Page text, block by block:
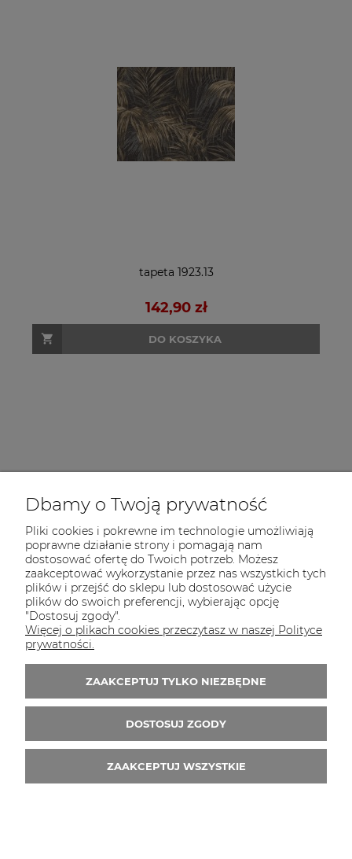
tapeta 1923.13
142,90 zł
DO KOSZYKA
tapeta 1923.16
142,90 zł
DO KOSZYKA
Dbamy o Twoją prywatność
Pliki cookies i pokrewne im technologie umożliwiają
poprawne działanie strony i pomagają nam
dostosować ofertę do Twoich potrzeb. Możesz
zaakceptować wykorzystanie przez nas wszystkich tych
plików i przejść do sklepu lub dostosować użycie
plików do swoich preferencji, wybierając opcję
"Dostosuj zgody".
Więcej o plikach cookies przeczytasz w naszej Polityce
prywatności.
ZAAKCEPTUJ TYLKO NIEZBĘDNE
DOSTOSUJ ZGODY
ZAAKCEPTUJ WSZYSTKIE